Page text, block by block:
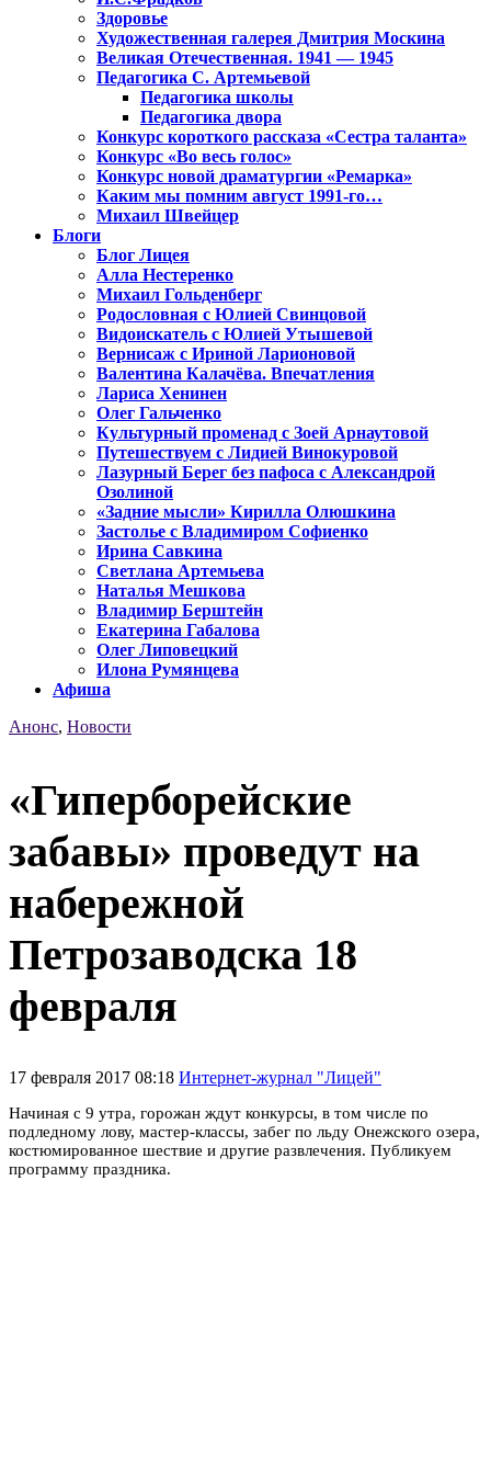
Здоровье
Художественная галерея Дмитрия Москина
Великая Отечественная. 1941 — 1945
Педагогика С. Артемьевой
Педагогика школы
Педагогика двора
Конкурс короткого рассказа «Сестра таланта»
Конкурс «Во весь голос»
Конкурс новой драматургии «Ремарка»
Каким мы помним август 1991-го…
Михаил Швейцер
Блоги
Блог Лицея
Алла Нестеренко
Михаил Гольденберг
Родословная с Юлией Свинцовой
Видоискатель с Юлией Утышевой
Вернисаж с Ириной Ларионовой
Валентина Калачёва. Впечатления
Лариса Хенинен
Олег Гальченко
Культурный променад с Зоей Арнаутовой
Путешествуем с Лидией Винокуровой
Лазурный Берег без пафоса с Александрой
Озолиной
«Задние мысли» Кирилла Олюшкина
Застолье с Владимиром Софиенко
Ирина Савкина
Светлана Артемьева
Наталья Мешкова
Владимир Берштейн
Екатерина Габалова
Олег Липовецкий
Илона Румянцева
Афиша
Анонс, Новости
«Гиперборейские
забавы» проведут на
набережной
Петрозаводска 18
февраля
17 февраля 2017 08:18 Интернет-журнал "Лицей"
Начиная с 9 утра, горожан ждут конкурсы, в том числе по
подледному лову, мастер-классы, забег по льду Онежского озера,
костюмированное шествие и другие развлечения. Публикуем
программу праздника.